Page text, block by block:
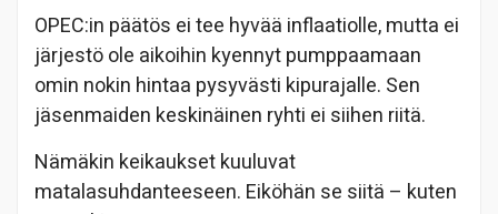
OPEC:in päätös ei tee hyvää inflaatiolle, mutta ei
järjestö ole aikoihin kyennyt pumppaamaan
omin nokin hintaa pysyvästi kipurajalle. Sen
jäsenmaiden keskinäinen ryhti ei siihen riitä.
Nämäkin keikaukset kuuluvat
matalasuhdanteeseen. Eiköhän se siitä – kuten